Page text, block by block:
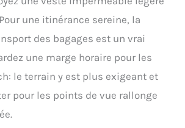
une itinérance sereine, la
des bagages est un vrai
une marge horaire pour les
le terrain y est plus exigeant et
pour les points de vue rallonge